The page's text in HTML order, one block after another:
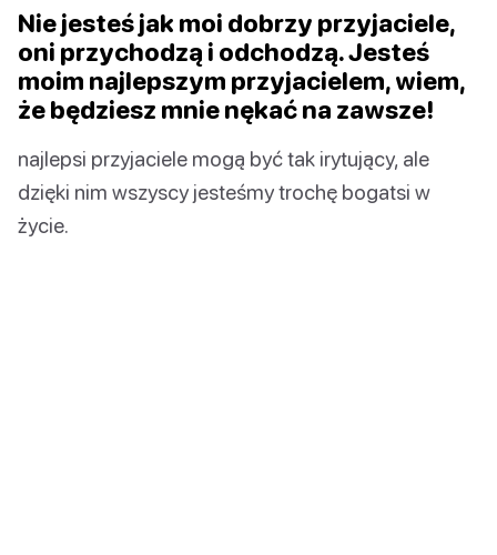
Nie jesteś jak moi dobrzy przyjaciele,
oni przychodzą i odchodzą. Jesteś
moim najlepszym przyjacielem, wiem,
że będziesz mnie nękać na zawsze!
najlepsi przyjaciele mogą być tak irytujący, ale
dzięki nim wszyscy jesteśmy trochę bogatsi w
życie.